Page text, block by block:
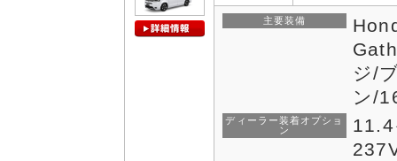
主要装備
ジ/
ン/
ディーラー装着オプショ
ン